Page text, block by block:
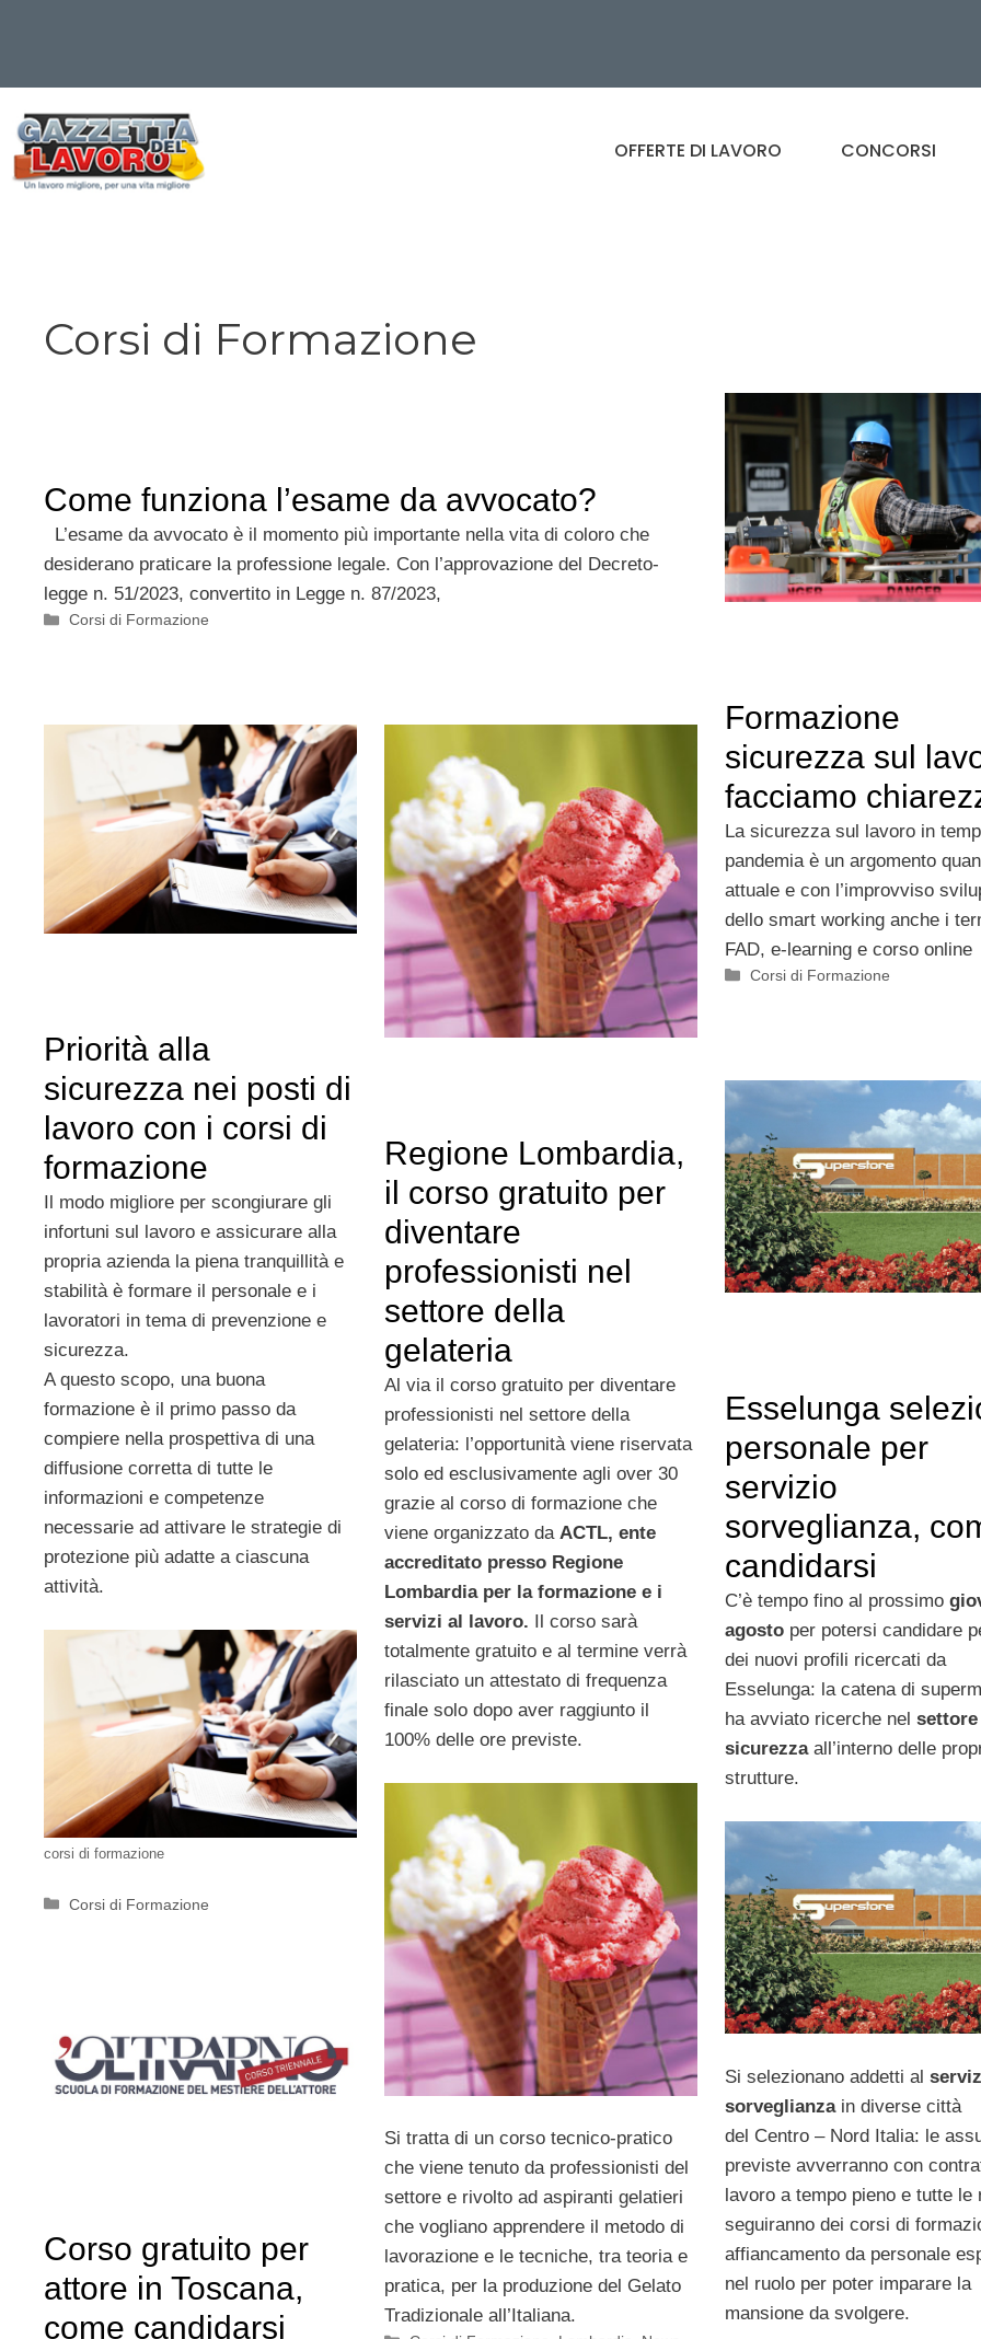
contenuto
OFFERTE DI LAVORO CONCORSI
Corsi di Formazione
Come funziona l’esame da avvocato?
L’esame da avvocato è il momento più importante nella vita di coloro che
desiderano praticare la professione legale. Con l’approvazione del Decreto-
legge n. 51/2023, convertito in Legge n. 87/2023,
Categorie
Corsi di Formazione
Formazione
sicurezza sul
facciamo
La sicurezza sul lavoro in
pandemia è un argomento
attuale e con l’improvviso
dello smart working anche i
FAD, e-learning e corso online
Categorie
Corsi di Formazione
Priorità alla
sicurezza nei posti di
lavoro con i corsi di
formazione
Il modo migliore per scongiurare gli
infortuni sul lavoro e assicurare alla
propria azienda la piena tranquillità e
stabilità è formare il personale e i
lavoratori in tema di prevenzione e
sicurezza.
A questo scopo, una buona
formazione è il primo passo da
compiere nella prospettiva di una
diffusione corretta di tutte le
informazioni e competenze
necessarie ad attivare le strategie di
protezione più adatte a ciascuna
attività.
corsi di formazione
Categorie
Corsi di Formazione
Regione Lombardia,
il corso gratuito per
diventare
professionisti nel
settore della
gelateria
Al via il corso gratuito per diventare
professionisti nel settore della
gelateria: l’opportunità viene riservata
solo ed esclusivamente agli over 30
grazie al corso di formazione che
viene organizzato da ACTL, ente
accreditato presso Regione
Lombardia per la formazione e i
servizi al lavoro.
Il corso sarà
totalmente gratuito e al termine verrà
rilasciato un attestato di frequenza
finale solo dopo aver raggiunto il
100% delle ore previste.
Si tratta di un corso tecnico-pratico
che viene tenuto da professionisti del
settore e rivolto ad aspiranti gelatieri
che vogliano apprendere il metodo di
lavorazione e le tecniche, tra teoria e
pratica, per la produzione del Gelato
Tradizionale all’Italiana.
Esselunga
personale per
servizio
sorveglianza,
candidarsi
C’è tempo fino al prossimo
agostoper potersi candidare
dei nuovi profili ricercati da
Esselunga: la catena di
ha avviato ricerche nel
sicurezzaall’interno delle
strutture.
Si selezionano addetti al
sorveglianza in diverse città
del Centro – Nord Italia: le
previste avverranno con
lavoro a tempo pieno e tutte le
seguiranno dei corsi di
affiancamento da personale
nel ruolo per poter imparare la
mansione da svolgere.
Corso gratuito per
attore in Toscana,
come candidarsi